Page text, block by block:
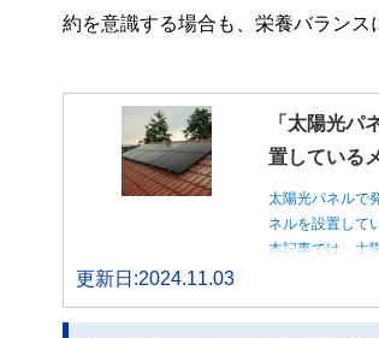
約を意識する場合も、栄養バランス
「太陽光
置している
太陽光パネルで
ネルを設置して
本記事では、太
更新日:2024.11.03